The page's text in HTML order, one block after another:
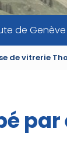
de Genève
de vitrerie